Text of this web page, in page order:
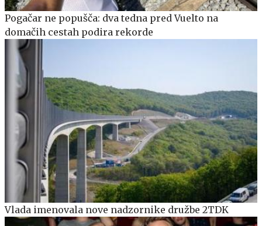
Pogačar ne popušča: dva tedna pred Vuelto na
domačih cestah podira rekorde
Vlada imenovala nove nadzornike družbe 2TDK